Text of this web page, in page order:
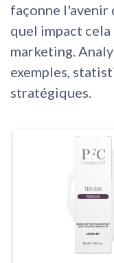
façonne
quel impact
marketing.
exemples,
stratégiques.